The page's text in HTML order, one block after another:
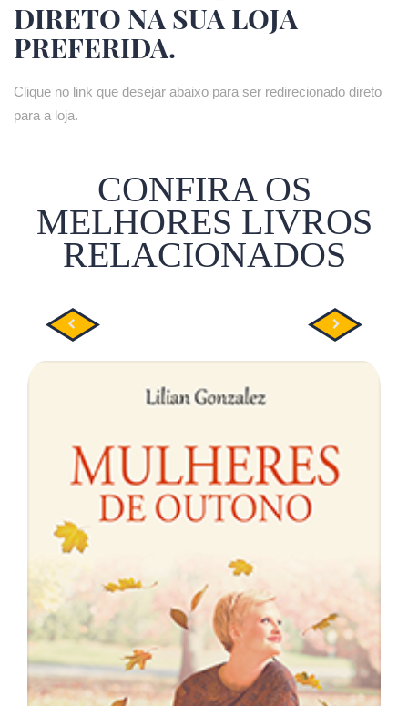
DIRETO NA SUA LOJA
PREFERIDA.
Clique no link que desejar abaixo para ser redirecionado direto
para a loja.
CONFIRA OS
MELHORES LIVROS
RELACIONADOS